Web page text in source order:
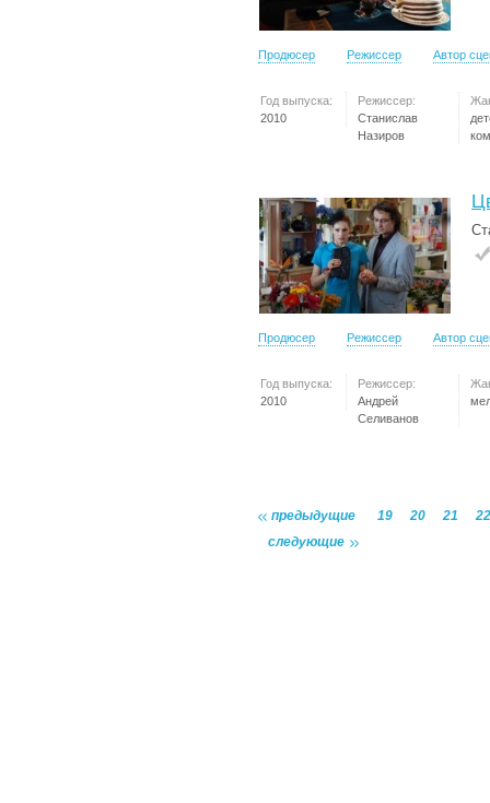
Продюсер Режиссер Автор
Год выпуска:
2010
Режиссер:
Станислав
Назиров
Продюсер Режиссер Автор
Год выпуска:
2010
Режиссер:
Андрей
Селиванов
предыдущие 19 20 21
22
следующие